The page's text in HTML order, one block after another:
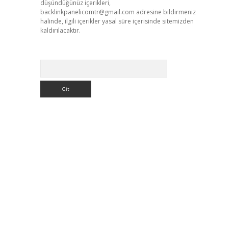
düşündüğünüz içerikleri,
backlinkpanelicomtr@gmail.com adresine bildirmeniz
halinde, ilgili içerikler yasal süre içerisinde sitemizden
kaldırılacaktır.